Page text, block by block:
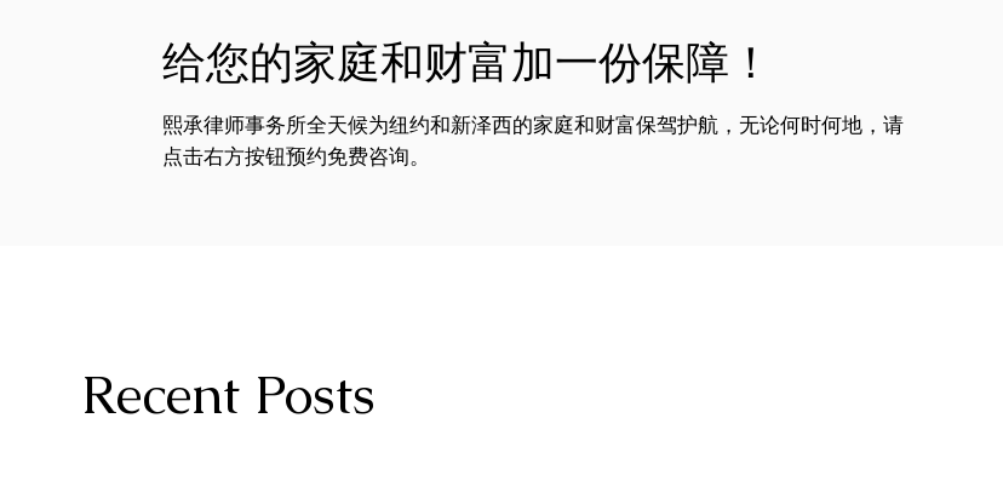
Recent Posts
给您的家庭和财富加一份保障！
熙承律师事务所全天候为纽约和新泽西的家庭和财富保驾护航，无论何时何地，请
点击右方按钮预约免费咨询。